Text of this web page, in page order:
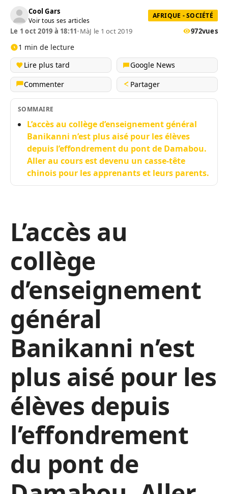
Cool Gars
Voir tous ses articles
AFRIQUE - SOCIÉTÉ
Le 1 oct 2019 à 18:11•MàJ le 1 oct 2019 972vues
1 min de lecture
Lire plus tard
Google News
Commenter
Partager
SOMMAIRE
L’accès au collège d’enseignement général
Banikanni n’est plus aisé pour les élèves
depuis l’effondrement du pont de Damabou.
Aller au cours est devenu un casse-tête
chinois pour les apprenants et leurs parents.
L’accès au
collège
d’enseignement
général
Banikanni n’est
plus aisé pour les
élèves depuis
l’effondrement
du pont de